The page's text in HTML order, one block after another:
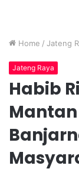
Home / Jateng
Jateng Raya
Habib
Mantan